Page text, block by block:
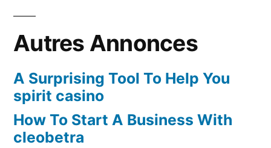
Autres Annonces
A Surprising Tool To Help You
spirit casino
How To Start A Business With
cleobetra